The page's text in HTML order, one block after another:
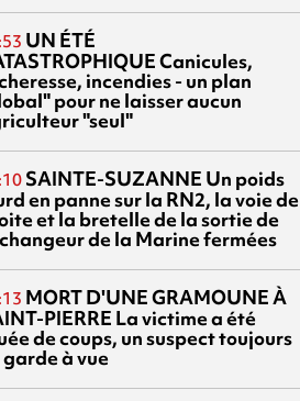
UN ÉTÉ
Canicules,
incendies - un plan
pour ne laisser aucun
"seul"
SAINTE-SUZANNE Un poids
en panne sur la RN2, la voie de
et la bretelle de la sortie de
de la Marine fermées
MORT D'UNE GRAMOUNE À
PIERRE La victime a été
de coups, un suspect toujours
garde à vue